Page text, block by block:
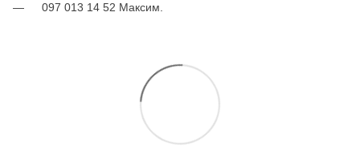
097 013 14 52 Максим.